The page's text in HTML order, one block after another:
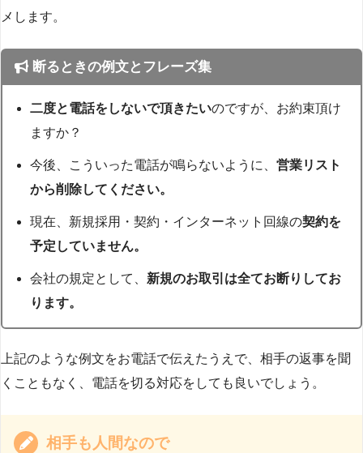
メします。
断るときの例文とフレーズ集
二度と電話をしないで頂きたいのですが、お約束頂け
ますか？
今後、こういった電話が鳴らないように、営業リスト
から削除してください。
現在、新規採用・契約・インターネット回線の契約を
予定していません。
会社の規定として、 新規のお取引は全てお断りしてお
ります。
上記のような例文をお電話で伝えたうえで、相手の返事を聞
くこともなく、電話を切る対応をしても良いでしょう。
相手も人間なので